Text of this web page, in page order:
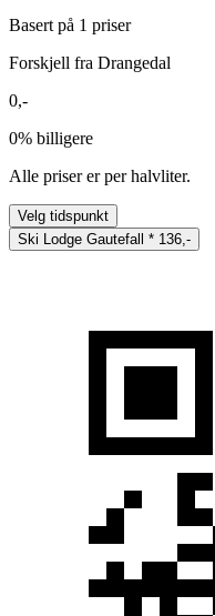
Basert på 1 priser
Forskjell fra Drangedal
0,-
0% billigere
Alle priser er per halvliter.
Velg tidspunkt
Ski Lodge Gautefall
* 136,-